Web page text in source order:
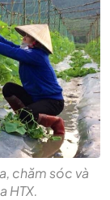
chăm sóc và
HTX.